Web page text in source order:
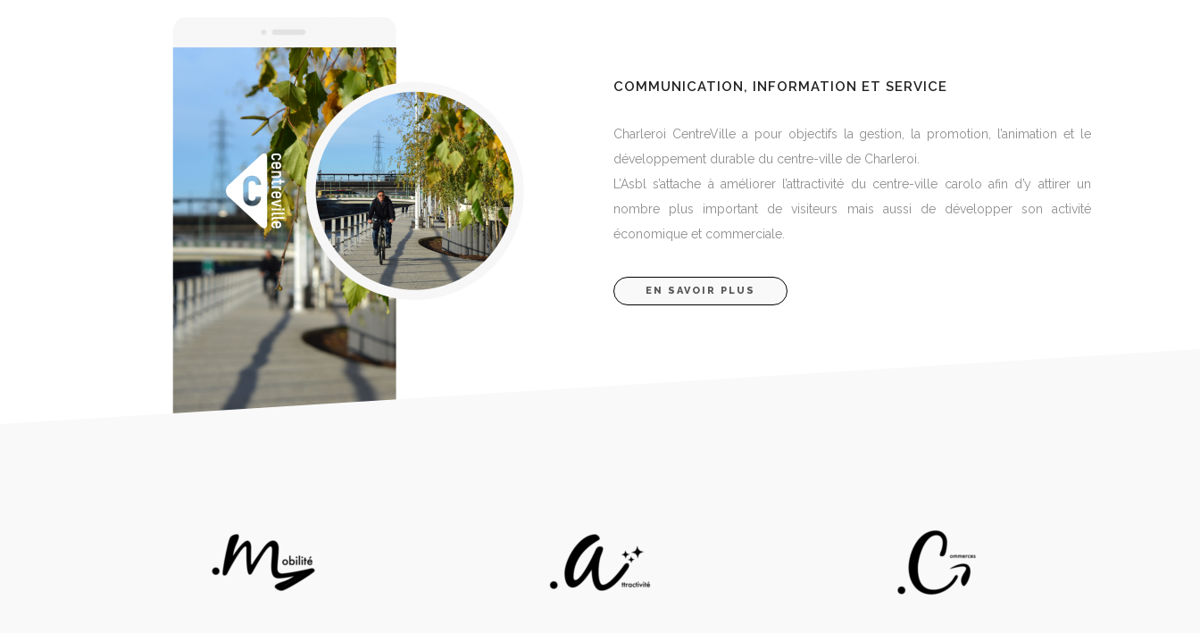
COMMUNICATION, INFORMATION ET SERVICE
Charleroi CentreVille a pour objectifs la gestion, la promotion, l’animation et le
développement durable du centre-ville de Charleroi.
L’Asbl s’attache à améliorer l’attractivité du centre-ville carolo afin d’y attirer un
nombre plus important de visiteurs mais aussi de développer son activité
économique et commerciale.
EN SAVOIR PLUS